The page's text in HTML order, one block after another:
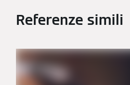
Referenze simili